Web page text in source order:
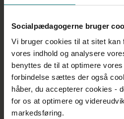
Socialpædagogerne bruger
Vi bruger cookies til at sitet kan
vores indhold og analysere
benyttes de til at optimere
forbindelse sættes der også
håber, du accepterer cookies -
for os at optimere og
markedsføring.
Tilbage til Sjælland og
Om
Øerne
Kredsens aftaler og
Artikler og inspiration
Tillidsrepræsentanter og